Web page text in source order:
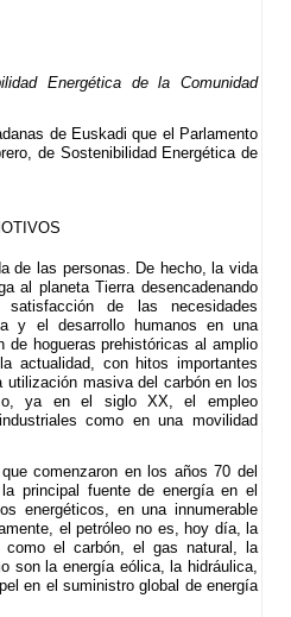
Energética de la Comunidad
de Euskadi que el Parlamento
de Sostenibilidad Energética de
de las personas. De hecho, la vida
al planeta Tierra desencadenando
de las necesidades
y el desarrollo humanos en una
hogueras prehistóricas al amplio
actualidad, con hitos importantes
masiva del carbón en los
o, ya en el siglo XX, el empleo
como en una movilidad
comenzaron en los años 70 del
principal fuente de energía en el
energéticos, en una innumerable
el petróleo no es, hoy día, la
como el carbón, el gas natural, la
son la energía eólica, la hidráulica,
en el suministro global de energía